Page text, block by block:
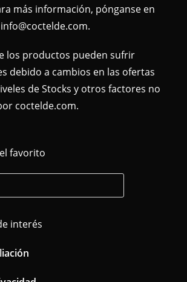
más información, pónganse en
los productos pueden sufrir
debido a cambios en las ofertas
de Stocks y otros factores no
coctelde.com.
favorito
interés